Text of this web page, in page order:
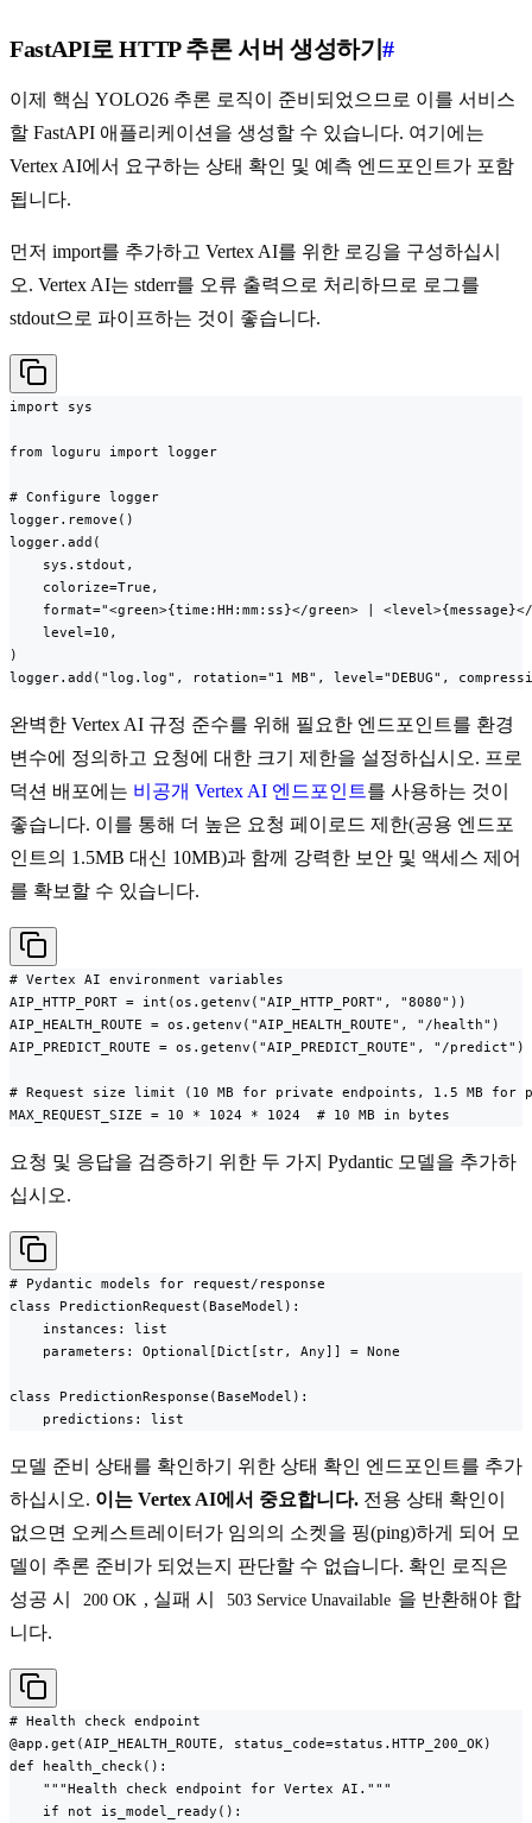
FastAPI로 HTTP 추론 서버 생성하기#
이제 핵심 YOLO26 추론 로직이 준비되었으므로 이를 서비스
할 FastAPI 애플리케이션을 생성할 수 있습니다. 여기에는
Vertex AI에서 요구하는 상태 확인 및 예측 엔드포인트가 포함
됩니다.
먼저 import를 추가하고 Vertex AI를 위한 로깅을 구성하십시
오. Vertex AI는 stderr를 오류 출력으로 처리하므로 로그를
stdout으로 파이프하는 것이 좋습니다.
import sys
from loguru import logger
# Configure logger
logger.remove()
logger.add(
    sys.stdout,
    colorize=True,
format="<green>{time:HH:mm:ss}</green> |
    level=10,
)
logger.add("log.log", rotation="1 MB", level="DEBUG",
완벽한 Vertex AI 규정 준수를 위해 필요한 엔드포인트를 환경
변수에 정의하고 요청에 대한 크기 제한을 설정하십시오. 프로
덕션 배포에는 비공개 Vertex AI 엔드포인트를 사용하는 것이
좋습니다. 이를 통해 더 높은 요청 페이로드 제한(공용 엔드포
인트의 1.5MB 대신 10MB)과 함께 강력한 보안 및 액세스 제어
를 확보할 수 있습니다.
# Vertex AI environment variables
AIP_HTTP_PORT = int(os.getenv("AIP_HTTP_PORT", "8080"))
AIP_HEALTH_ROUTE = os.getenv("AIP_HEALTH_ROUTE", "/health")
AIP_PREDICT_ROUTE = os.getenv("AIP_PREDICT_ROUTE", "/predict")
# Request size limit (10 MB for private endpoints, 1.5 MB for
MAX_REQUEST_SIZE = 10 * 1024 * 1024  # 10 MB in bytes
요청 및 응답을 검증하기 위한 두 가지 Pydantic 모델을 추가하
십시오.
# Pydantic models for request/response
class PredictionRequest(BaseModel):
    instances: list
    parameters: Optional[Dict[str, Any]] = None
class PredictionResponse(BaseModel):
    predictions: list
모델 준비 상태를 확인하기 위한 상태 확인 엔드포인트를 추가
하십시오. 이는 Vertex AI에서 중요합니다. 전용 상태 확인이
없으면 오케스트레이터가 임의의 소켓을 핑(ping)하게 되어 모
델이 추론 준비가 되었는지 판단할 수 없습니다. 확인 로직은
성공 시
200 OK , 실패 시 503 Service Unavailable 을 반환해야 합
니다.
# Health check endpoint
@app.get(AIP_HEALTH_ROUTE, status_code=status.HTTP_200_OK)
def health_check():
    """Health check endpoint for Vertex AI."""
    if not is_model_ready():